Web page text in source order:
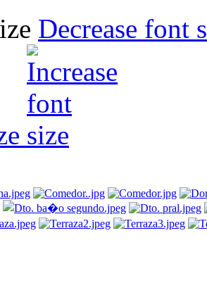
Decrease font